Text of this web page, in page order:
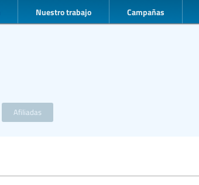
Nuestro trabajo Campañas
Afiliadas